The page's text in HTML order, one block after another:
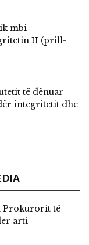
mbi
II (prill-
të dënuar
integritetit dhe
Prokurorit të
arti